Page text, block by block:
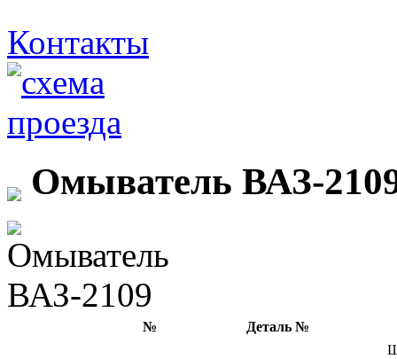
Контакты
Омыватель ВАЗ-
№ Деталь №